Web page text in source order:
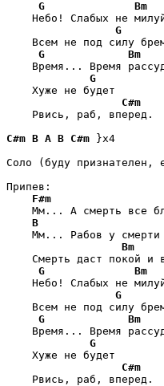
G
Bm
Небо! Слабых не
G
Всем не под силу
G
Bm
Время... Время
G
    Хуже не будет
C#m
    Рвись, раб, вперед.
C#m B A B C#m }x4
Cоло (буду признателен,
Припев:
F#m
Мм... А смерть все
B
Мм... Рабов у смерти
Bm
Смерть даст покой и
G
Bm
Небо! Слабых не
G
Всем не под силу
G
Bm
Время... Время
G
    Хуже не будет
C#m
    Рвись, раб, вперед.